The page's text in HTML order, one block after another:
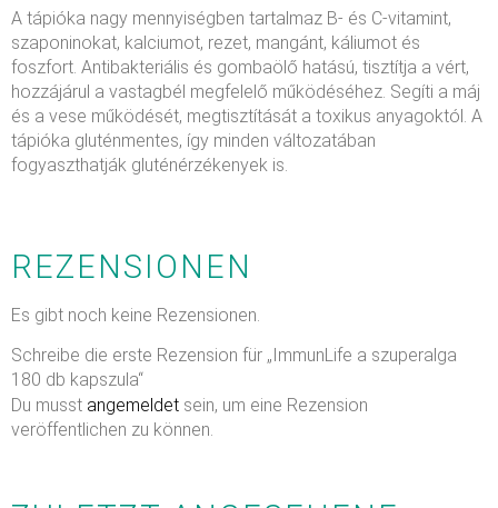
A tápióka nagy mennyiségben tartalmaz B- és C-vitamint,
szaponinokat, kalciumot, rezet, mangánt, káliumot és
foszfort. Antibakteriális és gombaölő hatású, tisztítja a vért,
hozzájárul a vastagbél megfelelő működéséhez. Segíti a máj
és a vese működését, megtisztítását a toxikus anyagoktól. A
tápióka gluténmentes, így minden változatában
fogyaszthatják gluténérzékenyek is.
REZENSIONEN
Es gibt noch keine Rezensionen.
Schreibe die erste Rezension für „ImmunLife a szuperalga
180 db kapszula“
Du musst angemeldet sein, um eine Rezension
veröffentlichen zu können.